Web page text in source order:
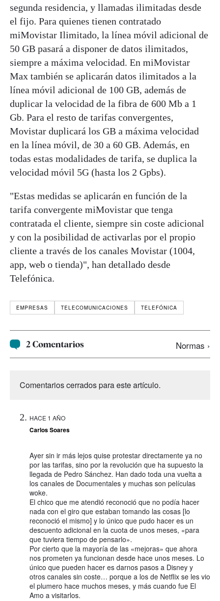
segunda residencia, y llamadas ilimitadas desde
el fijo. Para quienes tienen contratado
miMovistar Ilimitado, la línea móvil adicional de
50 GB pasará a disponer de datos ilimitados,
siempre a máxima velocidad. En miMovistar
Max también se aplicarán datos ilimitados a la
línea móvil adicional de 100 GB, además de
duplicar la velocidad de la fibra de 600 Mb a 1
Gb. Para el resto de tarifas convergentes,
Movistar duplicará los GB a máxima velocidad
en la línea móvil, de 30 a 60 GB. Además, en
todas estas modalidades de tarifa, se duplica la
velocidad móvil 5G (hasta los 2 Gpbs).
"Estas medidas se aplicarán en función de la
tarifa convergente miMovistar que tenga
contratada el cliente, siempre sin coste adicional
y con la posibilidad de activarlas por el propio
cliente a través de los canales Movistar (1004,
app, web o tienda)", han detallado desde
Telefónica.
EMPRESAS TELECOMUNICACIONES TELEFÓNICA
2 Comentarios Normas ›
Comentarios cerrados para este artículo.
HACE 1 AÑO
Carlos Soares
Ayer sin ir más lejos quise protestar directamente ya no
por las tarifas, sino por la revolución que ha supuesto la
llegada de Pedro Sánchez. Han dado toda una vuelta a
los canales de Documentales y muchas son películas
woke.
El chico que me atendió reconoció que no podía hacer
nada con el giro que estaban tomando las cosas [lo
reconoció el mismo] y lo único que pudo hacer es un
descuento adicional en la cuota de unos meses, «para
que tuviera tiempo de pensarlo».
Por cierto que la mayoría de las «mejoras» que ahora
nos prometen ya funcionan desde hace unos meses. Lo
único que pueden hacer es darnos pasos a Disney y
otros canales sin coste… porque a los de Netflix se les vio
el plumero hace muchos meses, y más cuando fue El
Amo a visitarlos.